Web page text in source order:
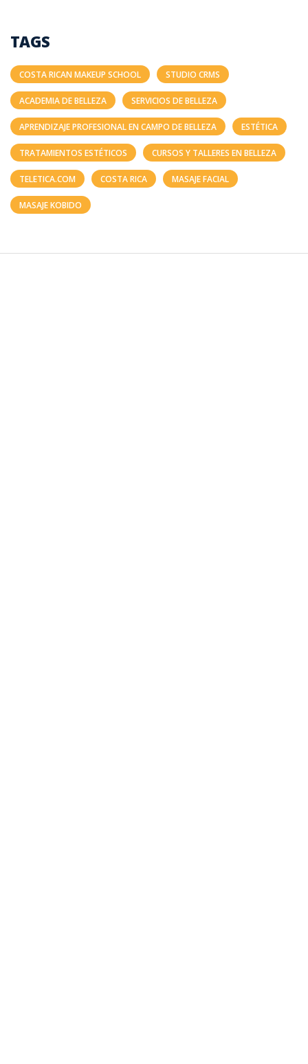
TAGS
COSTA RICAN MAKEUP SCHOOL STUDIO CRMS
ACADEMIA DE BELLEZA SERVICIOS DE BELLEZA
APRENDIZAJE PROFESIONAL EN CAMPO DE BELLEZA ESTÉTICA
TRATAMIENTOS ESTÉTICOS CURSOS Y TALLERES EN BELLEZA
TELETICA.COM COSTA RICA MASAJE FACIAL
MASAJE KOBIDO